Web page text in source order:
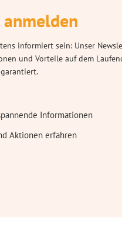
informiert sein: Unser
und Vorteile auf dem
Informationen
Aktionen erfahren